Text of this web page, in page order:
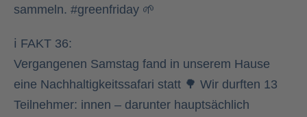
sammeln. #greenfriday🌱
ℹ FAKT 36:
Vergangenen Samstag fand in unserem Hause
eine Nachhaltigkeitssafari statt 🌳 Wir durften 13
Teilnehmer: innen – darunter hauptsächlich